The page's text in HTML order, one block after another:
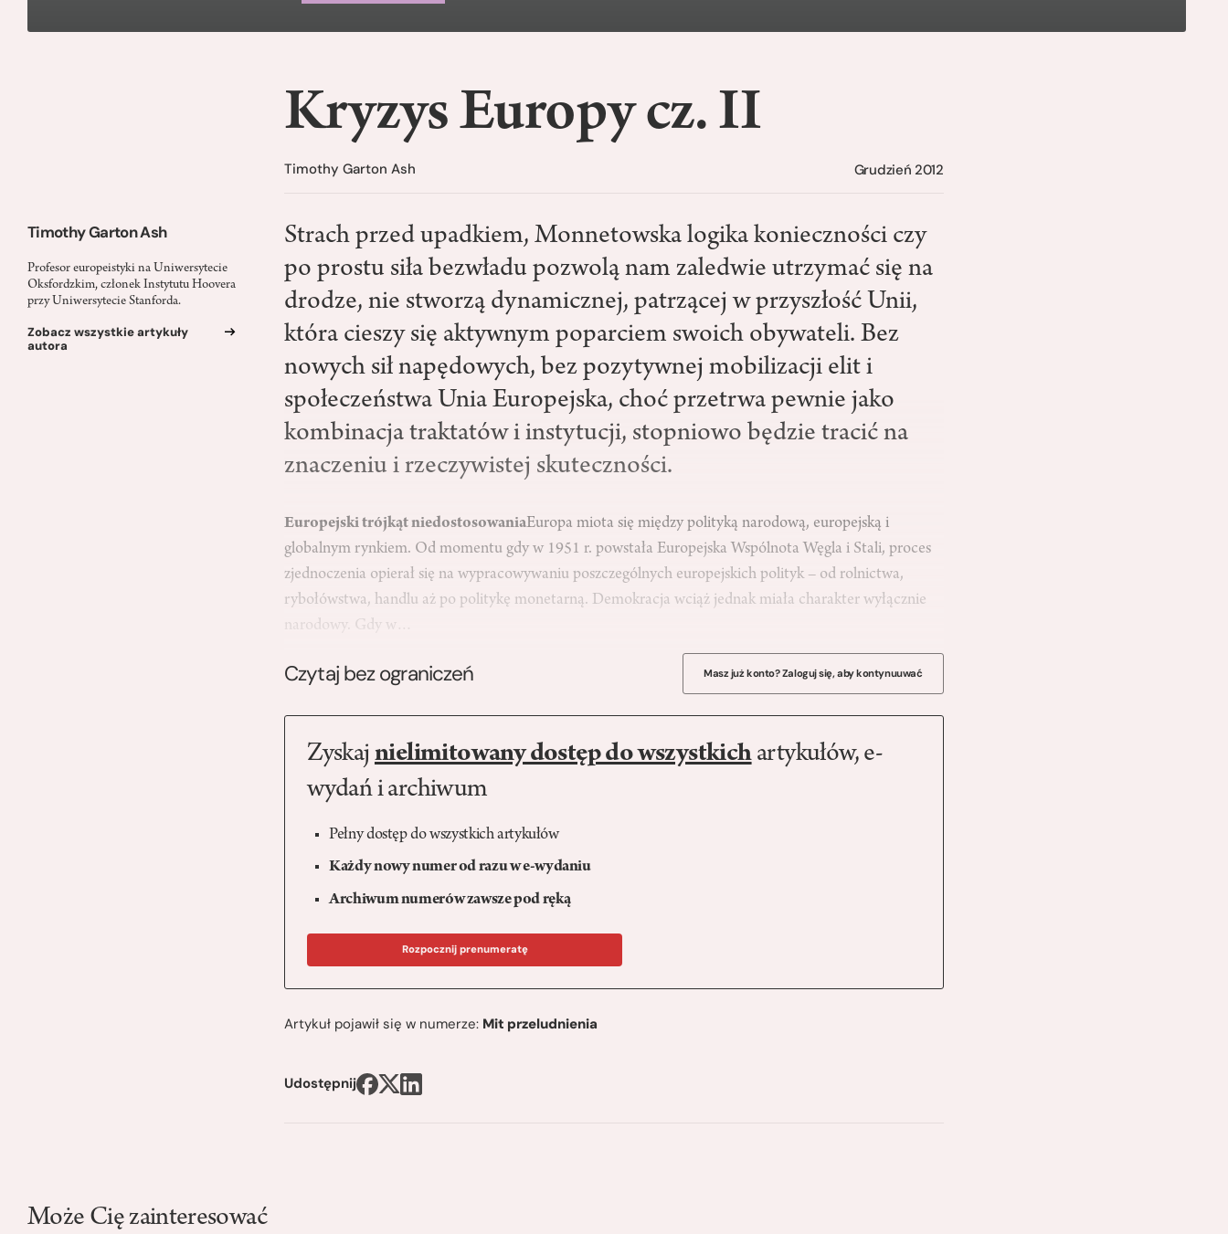
Timothy Garton Ash
Profesor europeistyki na Uniwersytecie
Oksfordzkim, członek Instytutu Hoovera
przy Uniwersytecie Stanforda.
Zobacz wszystkie artykuły
autora
Kryzys Europy cz. II
Timothy Garton Ash Grudzień 2012
Strach przed upadkiem, Monnetowska logika konieczności czy
po prostu siła bezwładu pozwolą nam zaledwie utrzymać się na
drodze, nie stworzą dynamicznej, patrzącej w przyszłość Unii,
która cieszy się aktywnym poparciem swoich obywateli. Bez
nowych sił napędowych, bez pozytywnej mobilizacji elit i
społeczeństwa Unia Europejska, choć przetrwa pewnie jako
kombinacja traktatów i instytucji, stopniowo będzie tracić na
znaczeniu i rzeczywistej skuteczności.
Europejski trójkąt niedostosowaniaEuropa miota się między polityką narodową, europejską i
globalnym rynkiem. Od momentu gdy w 1951 r. powstała Europejska Wspólnota Węgla i Stali, proces
zjednoczenia opierał się na wypracowywaniu poszczególnych europejskich polityk – od rolnictwa,
rybołówstwa, handlu aż po politykę monetarną. Demokracja wciąż jednak miała charakter wyłącznie
narodowy. Gdy w…
Czytaj bez ograniczeń Masz już konto? Zaloguj się, aby kontynuuwać
Zyskaj nielimitowany dostęp do wszystkichartykułów, e-
wydań i archiwum
Pełny dostęp do wszystkich artykułów
Każdy nowy numer od razu w e-wydaniu
Archiwum numerów zawsze pod ręką
Rozpocznij prenumeratę
Artykuł pojawił się w numerze: Mit przeludnienia
Udostępnij
Może Cię zainteresować